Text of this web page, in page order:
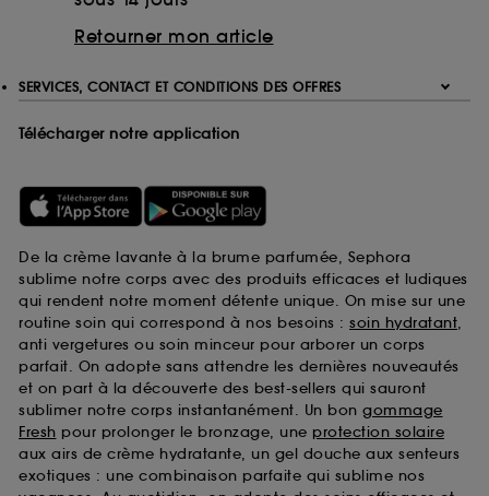
Retourner mon article
SERVICES, CONTACT ET CONDITIONS DES OFFRES
Télécharger notre application
De la crème lavante à la brume parfumée, Sephora
sublime notre corps avec des produits efficaces et ludiques
qui rendent notre moment détente unique. On mise sur une
routine soin qui correspond à nos besoins : soin hydratant,
anti vergetures ou soin minceur pour arborer un corps
parfait. On adopte sans attendre les dernières nouveautés
et on part à la découverte des best-sellers qui sauront
sublimer notre corps instantanément. Un bon gommage
Fresh pour prolonger le bronzage, une protection solaire
aux airs de crème hydratante, un gel douche aux senteurs
exotiques : une combinaison parfaite qui sublime nos